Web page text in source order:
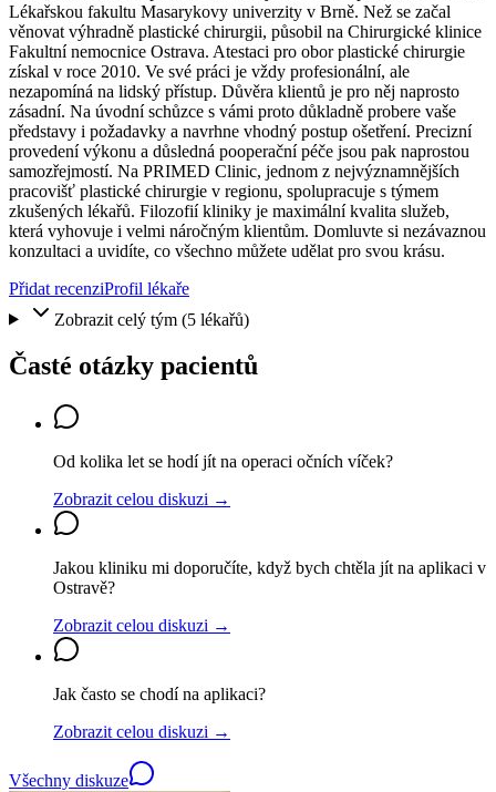
Lékařskou fakultu Masarykovy univerzity v Brně. Než se začal
věnovat výhradně plastické chirurgii, působil na Chirurgické klinice
Fakultní nemocnice Ostrava. Atestaci pro obor plastické chirurgie
získal v roce 2010. Ve své práci je vždy profesionální, ale
nezapomíná na lidský přístup. Důvěra klientů je pro něj naprosto
zásadní. Na úvodní schůzce s vámi proto důkladně probere vaše
představy i požadavky a navrhne vhodný postup ošetření. Precizní
provedení výkonu a důsledná pooperační péče jsou pak naprostou
samozřejmostí. Na PRIMED Clinic, jednom z nejvýznamnějších
pracovišť plastické chirurgie v regionu, spolupracuje s týmem
zkušených lékařů. Filozofií kliniky je maximální kvalita služeb,
která vyhovuje i velmi náročným klientům. Domluvte si nezávaznou
konzultaci a uvidíte, co všechno můžete udělat pro svou krásu.
Přidat recenziProfil lékaře
Zobrazit celý tým (5lékařů)
Časté otázky pacientů
Od kolika let se hodí jít na operaci očních víček?
Zobrazit celou diskuzi →
Jakou kliniku mi doporučíte, když bych chtěla jít na aplikaci v
Ostravě?
Zobrazit celou diskuzi →
Jak často se chodí na aplikaci?
Zobrazit celou diskuzi →
Všechny diskuze